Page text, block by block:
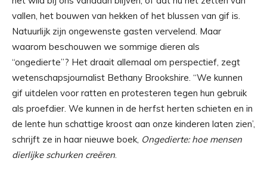
vallen, het bouwen van hekken of het blussen van gif is.
Natuurlijk zijn ongewenste gasten vervelend. Maar
waarom beschouwen we sommige dieren als
“ongedierte”? Het draait allemaal om perspectief, zegt
wetenschapsjournalist Bethany Brookshire. “We kunnen
gif uitdelen voor ratten en protesteren tegen hun gebruik
als proefdier. We kunnen in de herfst herten schieten en in
de lente hun schattige kroost aan onze kinderen laten zien’,
schrijft ze in haar nieuwe boek, Ongedierte: hoe mensen
dierlijke schurken creëren.